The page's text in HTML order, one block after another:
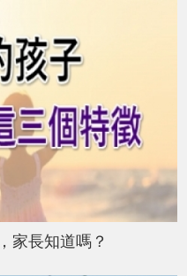
家長知道嗎？